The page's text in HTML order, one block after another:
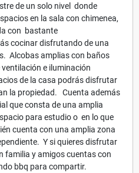
de un solo nivel donde
en la sala con chimenea,
con bastante
cocinar disfrutando de una
Alcobas amplias con baños
e iluminación
de la casa podrás disfrutar
la propiedad. Cuenta además
que consta de una amplia
para estudio o en lo que
cuenta con una amplia zona
Y si quieres disfrutar
familia y amigos cuentas con
bbq para compartir.